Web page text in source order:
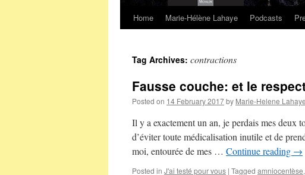
Skip
content
Home Marie-Hélène Lahaye Podcasts
Tag Archives: contractions
Fausse couche: et le
Posted on 14 February 2017by Marie-Helene Lahaye
Il y a exactement un an, je perdais mes deux
d’éviter toute médicalisation inutile et de
moi, entourée de mes … Continue reading →
Posted in J'ai testé pour vous | Tagged amniocentèse,